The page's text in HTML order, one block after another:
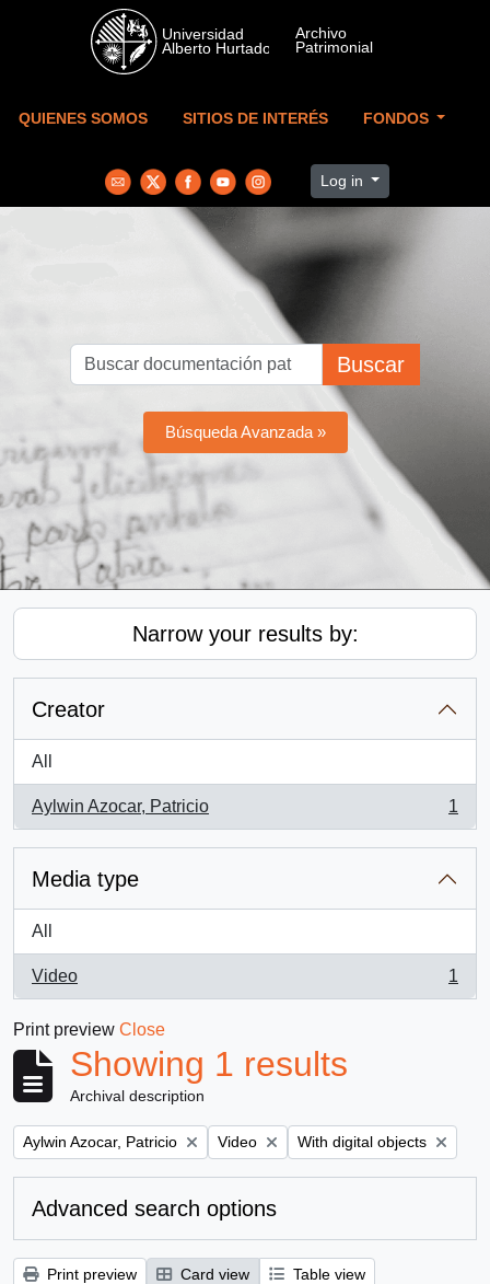
Skip to main content
QUIENES SOMOS SITIOS DE INTERÉS FONDOS
Log in
Buscar
Búsqueda Avanzada »
Narrow your results by:
Creator
All
Aylwin Azocar, Patricio
, 1 results
1
Media type
All
Video
, 1 results
1
Print preview Close
Showing 1 results
Archival description
Remove filter:
Aylwin Azocar, Patricio Remove filter:
Video Remove filter:
With digital objects
Advanced search options
Print preview Card view
Table view